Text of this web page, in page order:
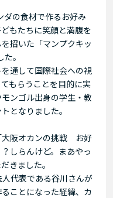
ダの食材で作るお好み
もたちに笑顔と満腹を
招いた「マンプクキッ
。
通して国際社会への視
もらうことを目的に実
ンゴル出身の学生・教
となりました。
大阪オカンの挑戦 お好
しらんけど。まあやっ
きました。
代表である谷川さんが
ことになった経緯、カ